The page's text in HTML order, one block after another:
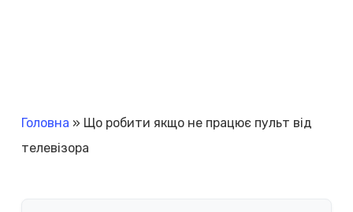
Головна » Що робити якщо не працює пульт від
телевізора